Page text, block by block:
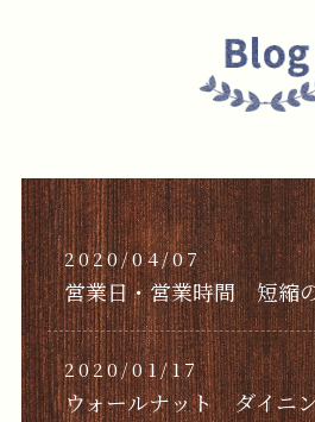
2020/04/07
営業日・営業時間 短縮
2020/01/17